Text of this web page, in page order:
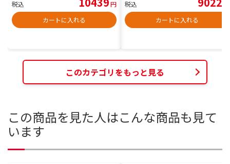
税込
円
カートに入れる
税込
カートに入れる
このカテゴリをもっと見る
この商品を見た人はこんな商品も見て
います